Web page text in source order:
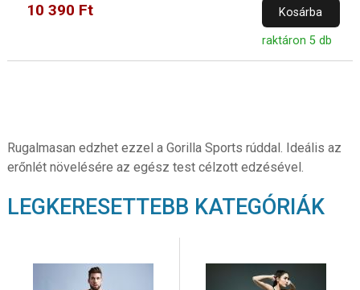
10 390 Ft Kosárba
raktáron 5 db
Rugalmasan edzhet ezzel a Gorilla Sports rúddal. Ideális az
erőnlét növelésére az egész test célzott edzésével.
LEGKERESETTEBB KATEGÓRIÁK